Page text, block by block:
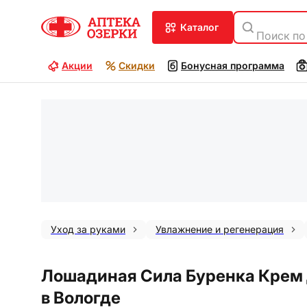
каталог
Поиск
Акции Скидки Бонусная программа
Уход за руками Увлажнение и регенерация
Лошадиная Сила Буренка Крем
в Вологде